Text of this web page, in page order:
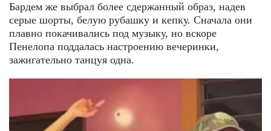
Бардем же выбрал более сдержанный образ, надев
серые шорты, белую рубашку и кепку. Сначала они
плавно покачивались под музыку, но вскоре
Пенелопа поддалась настроению вечеринки,
зажигательно танцуя одна.